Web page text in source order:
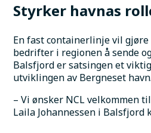
Styrker havnas
En fast containerlinje vil
bedrifter i regionen å sende
Balsfjord er satsingen et
utviklingen av Bergneset havn.
– Vi ønsker NCL velkommen
Laila Johannessen i Balsfjord